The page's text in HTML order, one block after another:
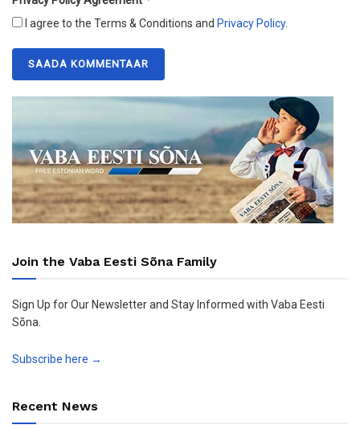
I agree to the Terms & Conditions and Privacy Policy.
Join the Vaba Eesti Sõna Family
Sign Up for Our Newsletter and Stay Informed with Vaba Eesti
Sõna.
Subscribe here →
Recent News